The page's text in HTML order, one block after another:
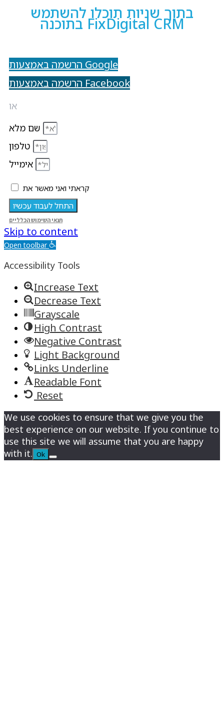
בתוך שניות תוכלו להשתמש
בתוכנה FixDigital CRM
הרשמה באמצעות Google
הרשמה באמצעות Facebook
או
קראתי ואני מאשר את
התחל לעבוד עכשיו
תנאי השימוש הכלליים
Skip to content
Accessibility Tools
Increase Text
Decrease Text
Grayscale
High Contrast
Negative Contrast
Light Background
Links Underline
Readable Font
Reset
We use cookies to ensure that we give you the
best experience on our website. If you continue to
use this site we will assume that you are happy
with it. Ok